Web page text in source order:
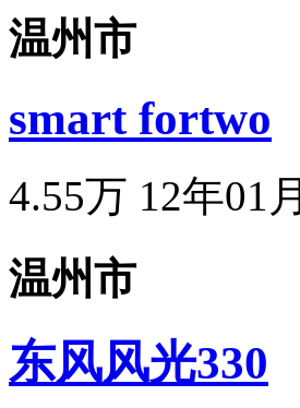
温州市
smart fortwo
4.55万 12年01月
温州市
东风风光330